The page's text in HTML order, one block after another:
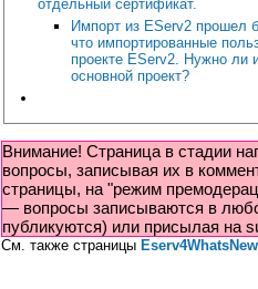
отдельный сертификат.
Импорт из EServ2 прошел
что импортированные
проекте EServ2. Нужно ли
основной проект?
Внимание! Страница в стадии
вопросы, записывая их в
страницы, на "режим
— вопросы записываются в
публикуются) или присылая на
См. также страницы Eserv4WhatsNew